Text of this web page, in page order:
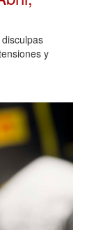
y